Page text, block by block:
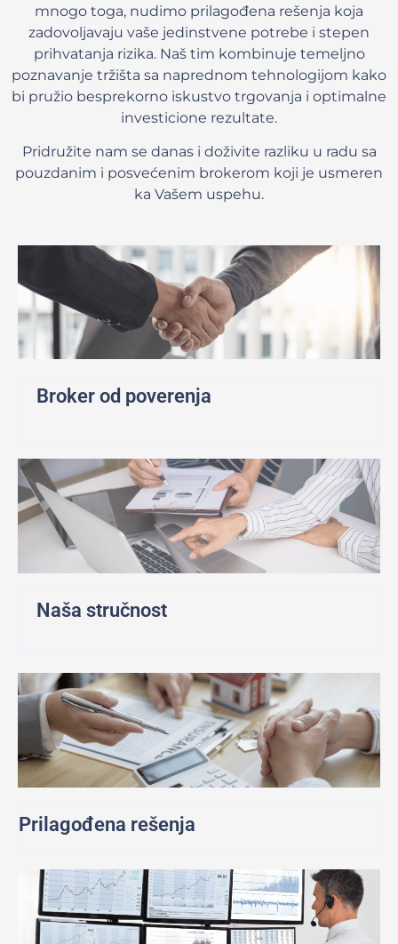
mnogo toga, nudimo prilagođena rešenja koja
zadovoljavaju vaše jedinstvene potrebe i stepen
prihvatanja rizika. Naš tim kombinuje temeljno
poznavanje tržišta sa naprednom tehnologijom kako
bi pružio besprekorno iskustvo trgovanja i optimalne
investicione rezultate.
Pridružite nam se danas i doživite razliku u radu sa
pouzdanim i posvećenim brokerom koji je usmeren
ka Vašem uspehu.
Broker od poverenja
Naša stručnost
Prilagođena rešenja